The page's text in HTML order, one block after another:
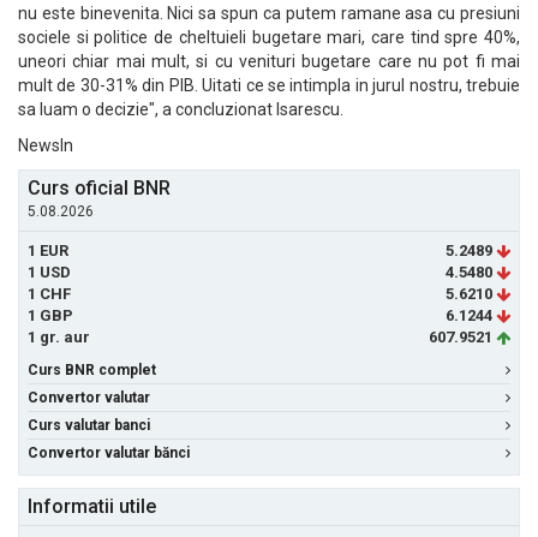
nu este binevenita. Nici sa spun ca putem ramane asa cu presiuni
sociele si politice de cheltuieli bugetare mari, care tind spre 40%,
uneori chiar mai mult, si cu venituri bugetare care nu pot fi mai
mult de 30-31% din PIB. Uitati ce se intimpla in jurul nostru, trebuie
sa luam o decizie", a concluzionat Isarescu.
NewsIn
Curs oficial BNR
5.08.2026
1 EUR
5.2489
1 USD
4.5480
1 CHF
5.6210
1 GBP
6.1244
1 gr. aur
607.9521
Curs BNR complet
Convertor valutar
Curs valutar banci
Convertor valutar bănci
Informatii utile